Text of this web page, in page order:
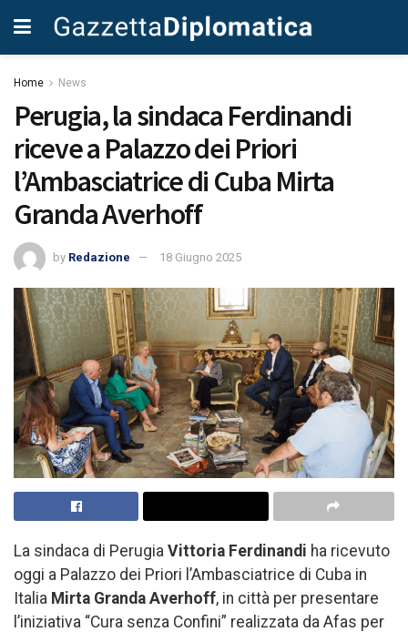
Home News
Perugia, la sindaca Ferdinandi
riceve a Palazzo dei Priori
l’Ambasciatrice di Cuba Mirta
Granda Averhoff
by Redazione 18 Giugno 2025
La sindaca di Perugia Vittoria Ferdinandi ha ricevuto
oggi a Palazzo dei Priori l’Ambasciatrice di Cuba in
Italia Mirta Granda Averhoff, in città per presentare
l’iniziativa “Cura senza Confini” realizzata da Afas per